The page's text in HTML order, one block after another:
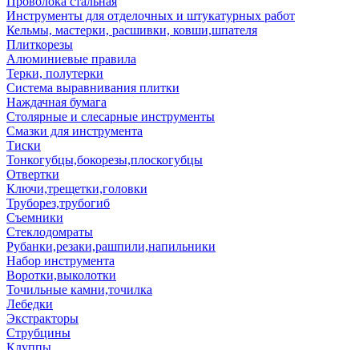
Инструменты для отделочных и штукатурных работ
Кельмы, мастерки, расшивки, ковши,шпателя
Плиткорезы
Алюминиевые правила
Терки, полутерки
Система выравнивания плитки
Наждачная бумага
Столярные и слесарные инструменты
Смазки для инструмента
Тиски
Тонкогубцы,бокорезы,плоскогубцы
Отвертки
Ключи,трещетки,головки
Труборез,трубогиб
Съемники
Стеклодомраты
Рубанки,резаки,рашпили,напильники
Набор инструмента
Воротки,выколотки
Точильные камни,точилка
Лебедки
Экстракторы
Струбцины
Клуппы